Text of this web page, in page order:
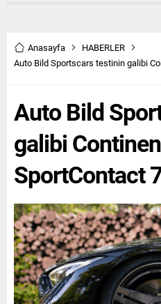
Anasayfa
HABERLER
Auto Bild Sportscars testinin galibi
Auto Bild
galibi
SportContact